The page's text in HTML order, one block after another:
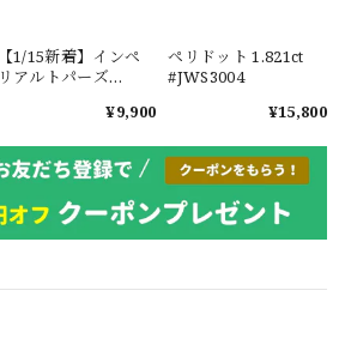
【1/15新着】インペ
リアルトパーズ
¥9,900
ペリドット 1.821ct
#JWS3004
¥15,800